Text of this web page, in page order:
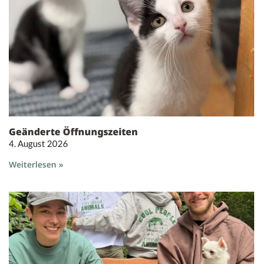
Geänderte Öffnungszeiten
4. August 2026
Weiterlesen »